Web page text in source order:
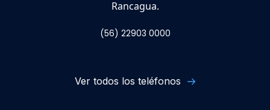
Rancagua.
(56) 22903 0000
Ver todos los teléfonos